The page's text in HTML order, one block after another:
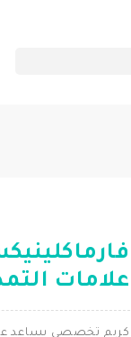
علامات التمدد
كريم تخصصي يساعد